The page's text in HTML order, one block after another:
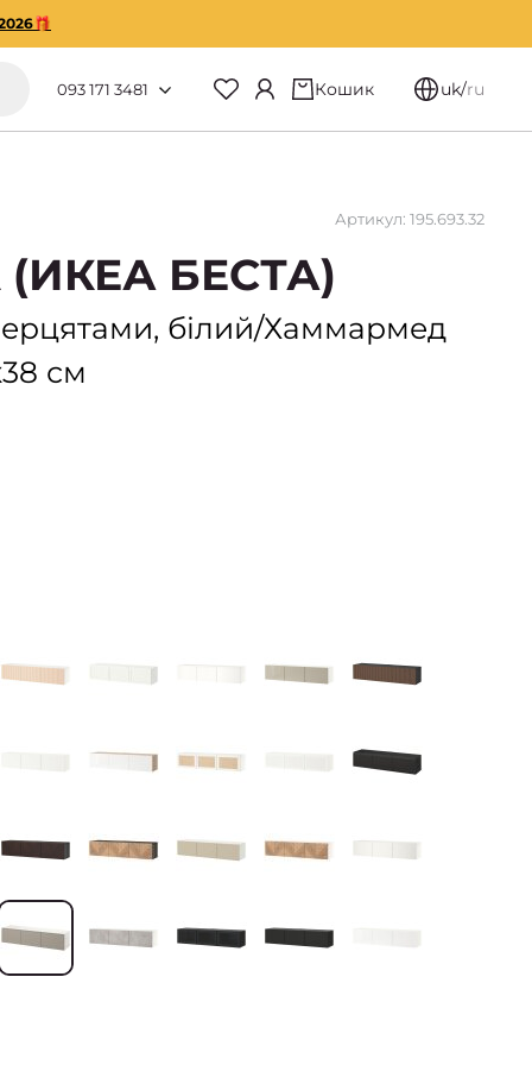
093 171 3481 Кошик uk/ru
Артикул: 195.693.32
(ИКЕА БЕСТА)
білий/Хаммармед
см